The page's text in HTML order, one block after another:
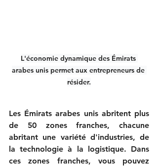
L'économie dynamique des Émirats
arabes unis permet aux entrepreneurs de
résider.
Les Émirats arabes unis abritent plus
de 50 zones franches, chacune
abritant une variété d'industries, de
la technologie à la logistique. Dans
ces zones franches, vous pouvez